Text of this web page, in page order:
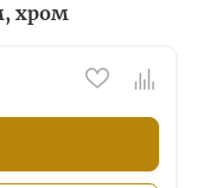
хром